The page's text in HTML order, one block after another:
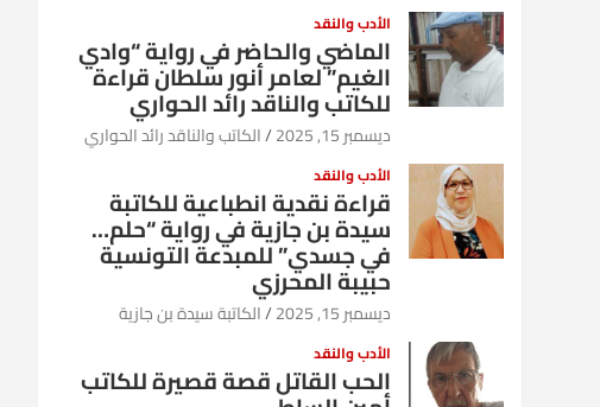
الأدب والنقد
الماضي والحاضر في رواية “وادي
الغيم” لعامر أنور سلطان قراءة
للكاتب والناقد رائد الحواري
ديسمبر 15, 2025 الكاتب والناقد رائد الحواري
الأدب والنقد
قراءة نقدية انطباعية للكاتبة
سيدة بن جازية في رواية “حلم…
في جسدي” للمبدعة التونسية
حبيبة المحرزي
ديسمبر 15, 2025 الكاتبة سيدة بن جازية
الأدب والنقد
الحب القاتل قصة قصيرة للكاتب